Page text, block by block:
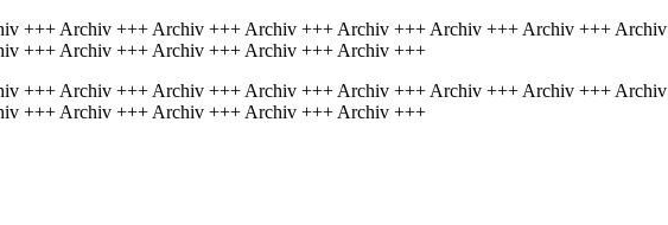
+++ Archiv +++ Archiv +++ Archiv +++ Archiv +++ Archiv +++ Archiv +++
+++ Archiv +++ Archiv +++ Archiv +++ Archiv +++
+++ Archiv +++ Archiv +++ Archiv +++ Archiv +++ Archiv +++ Archiv +++
+++ Archiv +++ Archiv +++ Archiv +++ Archiv +++